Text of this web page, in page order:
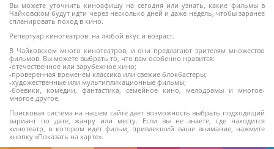
Вы можете уточнить киноафишу на сегодня или узнать, какие фильмы в
Чайковском будут идти через несколько дней и даже недель, чтобы заранее
спланировать поход в кино.
Репертуар кинотеатров: на любой вкус и возраст.
В Чайковском много кинотеатров, и они предлагают зрителям множество
фильмов. Вы можете выбрать то, что вам особенно нравится:
-отечественное или зарубежное кино;
-проверенная временем классика или свежие блокбастеры;
-художественные или мультипликационные фильмы;
-боевики, комедии, фантастика, семейное кино, мелодрамы и многое-
многое другое.
Поисковая система на нашем сайте дает возможность выбрать подходящий
вариант по дате, жанру или месту. Если вы не знаете, где находится
кинотеатр, в котором идет фильм, привлекший ваше внимание, нажмите
кнопку «Показать на карте».